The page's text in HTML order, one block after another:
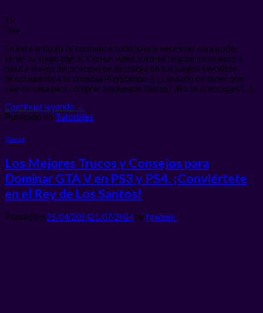
15
May
En este articulo te contamos todo lo que necesitas para poder
tener tu juego digital. Con un video tutorial te guiaremos paso a
paso a través del proceso de descarga de tus juegos favoritos
directamente a tu consola PlayStation 3. ¿Cansado de tener que
salir de casa para comprar tus juegos físicos? ¡No te preocupes […]
Continuar leyendo →
Publicado en Tutoriales
Trucos
Los Mejores Trucos y Consejos para
Dominar GTA V en PS3 y PS4. ¡Conviértete
en el Rey de Los Santos!
Posted on 25/04/202421/07/2024 byfgadmin